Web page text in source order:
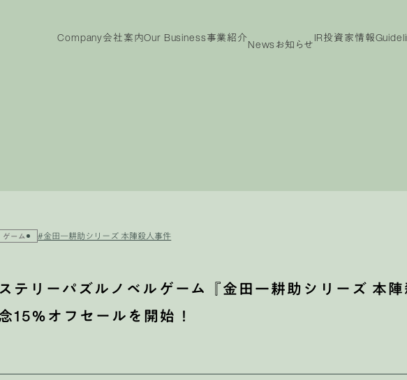
Company会社案内Our Business事業紹介Newsお知らせIR投資家情報
ゲーム #金田一耕助シリーズ 本陣殺人事件
テリーパズルノベルゲーム『金田一耕助シリーズ 本陣
15％オフセールを開始！